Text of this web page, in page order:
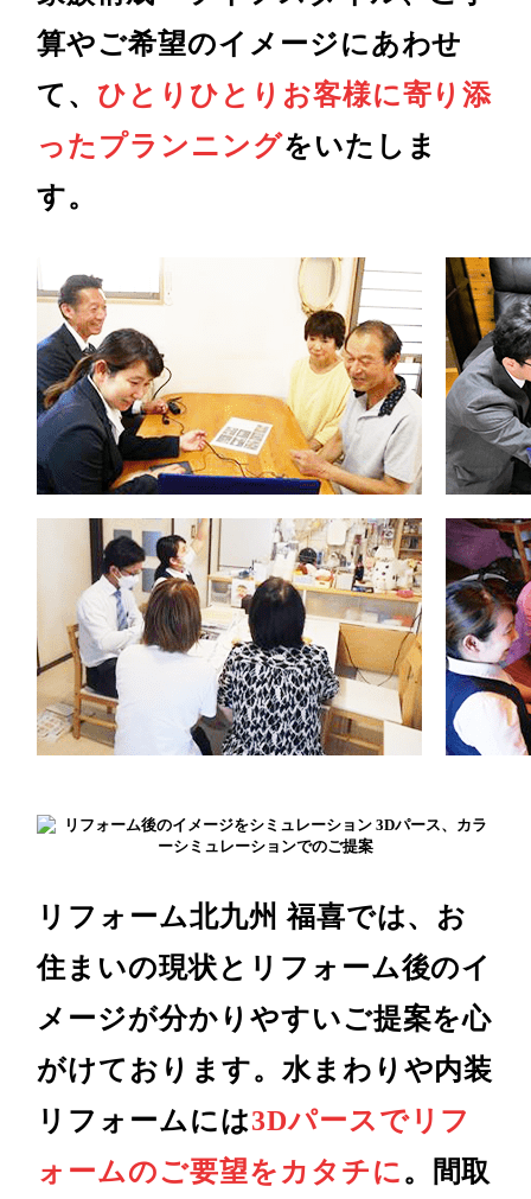
算やご希望のイメージにあわせ
て、 ひとりひとりお客様に寄り添
ったプランニングをいたしま
す。
リフォーム北九州 福喜では、お
住まいの現状とリフォーム後のイ
メージが分かりやすいご提案を心
がけております。水まわりや内装
リフォームには3Dパースでリフ
ォームのご要望をカタチに。間取